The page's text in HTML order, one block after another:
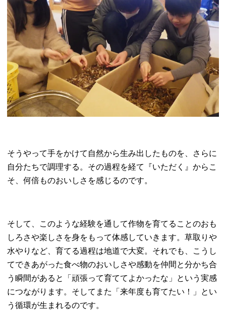
そうやって手をかけて自然から生み出したものを、さらに
自分たちで調理する。その過程を経て『いただく』からこ
そ、何倍ものおいしさを感じるのです。
そして、このような経験を通して作物を育てることのおも
しろさや楽しさを身をもって体感していきます。草取りや
水やりなど、育てる過程は地道で大変。それでも、こうし
てできあがった食べ物のおいしさや感動を仲間と分かち合
う瞬間があると「頑張って育ててよかったな」という実感
につながります。そしてまた「来年度も育てたい！」とい
う循環が生まれるのです。